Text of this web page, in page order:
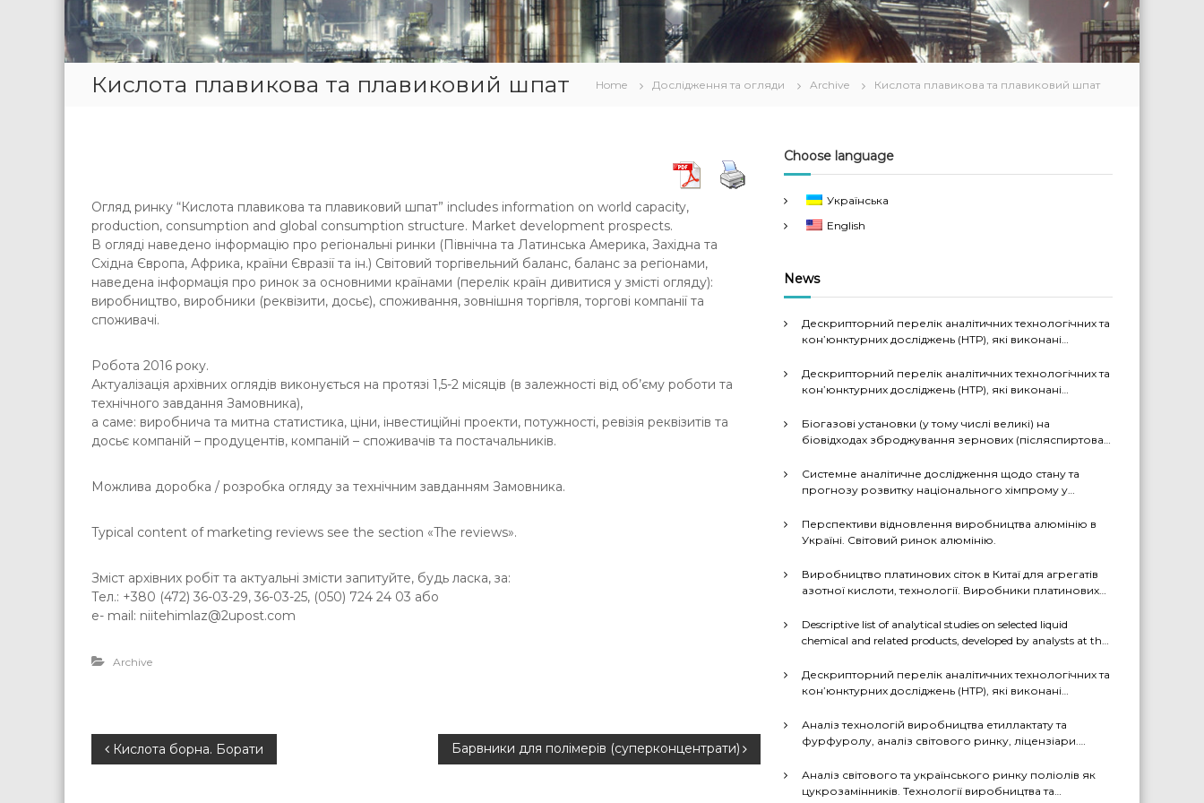
Кислота плавикова та плавиковий шпат Home Дослідження та огляди Archive Кислота плавикова та плавиковий шпат
Огляд ринку “Кислота плавикова та плавиковий шпат” includes information on world capacity,
production, consumption and global consumption structure. Market development prospects.
В огляді наведено інформацію про регіональні ринки (Північна та Латинська Америка, Західна та
Східна Європа, Африка, країни Євразії та ін.) Світовий торгівельний баланс, баланс за регіонами,
наведена інформація про ринок за основними країнами (перелік країн дивитися у змісті огляду):
виробництво, виробники (реквізити, досьє), споживання, зовнішня торгівля, торгові компанії та
споживачі.
Робота 2016 року.
Актуалізація архівних оглядів виконується на протязі 1,5-2 місяців (в залежності від об’єму роботи та
технічного завдання Замовника),
а саме: виробнича та митна статистика, ціни, інвестиційні проекти, потужності, ревізія реквізитів та
досьє компаній – продуцентів, компаній – споживачів та постачальників.
Можлива доробка / розробка огляду за технічним завданням Замовника.
Typical content of marketing reviews see the section «The reviews».
Зміст архівних робіт та актуальні змісти запитуйте, будь ласка, за:
Тел.: +380 (472) 36-03-29, 36-03-25, (050) 724 24 03 або
e- mail: niitehimlaz@2upost.com
Archive
P Кислота борна. Борати Барвники для полімерів (суперконцентрати)
Choose language
Українська
English
News
Дескрипторний перелік аналітичних технологічних та
кон’юнктурних досліджень (НТР), які виконані
рр.
Дескрипторний перелік аналітичних технологічних та
кон’юнктурних досліджень (НТР), які виконані
півріччі 2026 р.
Біогазові установки (у тому числі великі) на
біовідходах зброджування зернових (післяспиртова
досвід: промислові рішення, комерціалізовані
технології, комбіновані схеми з отриманням
СО2, суха барда (DDGS), органомінеральні добрива
тощо). Перспективи комерційного впровадження цих
Системне аналітичне дослідження щодо стану та
прогнозу розвитку національного хімпрому у
декількома можливими сценаріями
Перспективи відновлення виробництва алюмінію в
Україні. Світовий ринок алюмінію.
Виробництво платинових сіток в Китаї для агрегатів
азотної кислоти, технології. Виробники платинових
Descriptive list of analytical studies on selected liquid
chemical and related products, developed by analysts at the
and Economic Information in the Chemical Industry» in
2023-2025 (EN version)
Дескрипторний перелік аналітичних технологічних та
кон’юнктурних досліджень (НТР), які виконані
рр.
Аналіз технологій виробництва етиллактату та
фурфуролу, аналіз світового ринку, ліцензіари.
Україні
Аналіз світового та українського ринку поліолів як
цукрозамінників. Технології виробництва та